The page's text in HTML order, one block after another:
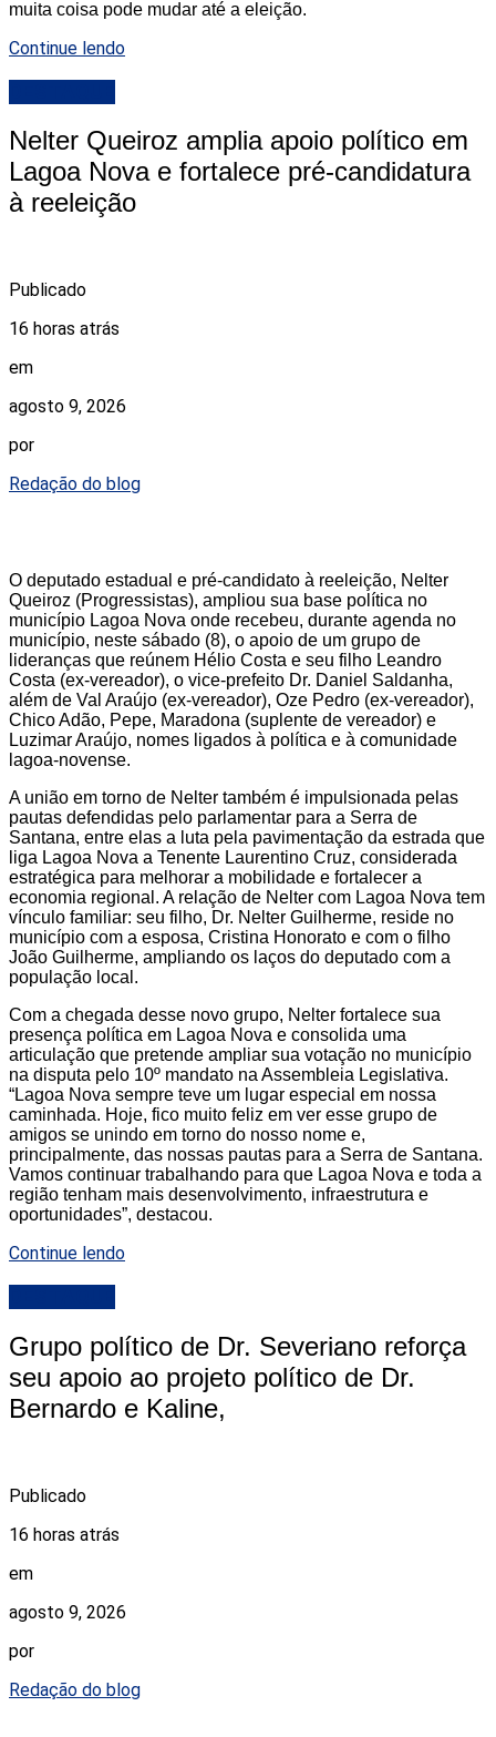
muita coisa pode mudar até a eleição.
Continue lendo
Nelter Queiroz amplia apoio político em
Lagoa Nova e fortalece pré-candidatura
à reeleição
Publicado
16 horas atrás
em
agosto 9, 2026
por
Redação do blog
O deputado estadual e pré-candidato à reeleição, Nelter
Queiroz (Progressistas), ampliou sua base política no
município Lagoa Nova onde recebeu, durante agenda no
município, neste sábado (8), o apoio de um grupo de
lideranças que reúnem Hélio Costa e seu filho Leandro
Costa (ex-vereador), o vice-prefeito Dr. Daniel Saldanha,
além de Val Araújo (ex-vereador), Oze Pedro (ex-vereador),
Chico Adão, Pepe, Maradona (suplente de vereador) e
Luzimar Araújo, nomes ligados à política e à comunidade
lagoa-novense.
A união em torno de Nelter também é impulsionada pelas
pautas defendidas pelo parlamentar para a Serra de
Santana, entre elas a luta pela pavimentação da estrada que
liga Lagoa Nova a Tenente Laurentino Cruz, considerada
estratégica para melhorar a mobilidade e fortalecer a
economia regional. A relação de Nelter com Lagoa Nova tem
vínculo familiar: seu filho, Dr. Nelter Guilherme, reside no
município com a esposa, Cristina Honorato e com o filho
João Guilherme, ampliando os laços do deputado com a
população local.
Com a chegada desse novo grupo, Nelter fortalece sua
presença política em Lagoa Nova e consolida uma
articulação que pretende ampliar sua votação no município
na disputa pelo 10º mandato na Assembleia Legislativa.
“Lagoa Nova sempre teve um lugar especial em nossa
caminhada. Hoje, fico muito feliz em ver esse grupo de
amigos se unindo em torno do nosso nome e,
principalmente, das nossas pautas para a Serra de Santana.
Vamos continuar trabalhando para que Lagoa Nova e toda a
região tenham mais desenvolvimento, infraestrutura e
oportunidades”, destacou.
Continue lendo
Grupo político de Dr. Severiano reforça
seu apoio ao projeto político de Dr.
Bernardo e Kaline,
Publicado
16 horas atrás
em
agosto 9, 2026
por
Redação do blog